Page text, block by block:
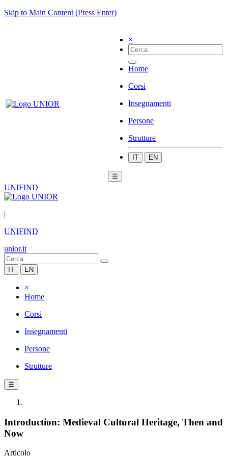
Skip to Main Content (Press Enter)
×
Home
Corsi
Insegnamenti
Persone
Strutture
IT EN
☰
UNIFIND
|
UNIFIND
unior.it
IT EN
×
Home
Corsi
Insegnamenti
Persone
Strutture
☰
Introduction: Medieval Cultural Heritage, Then and
Now
Articolo